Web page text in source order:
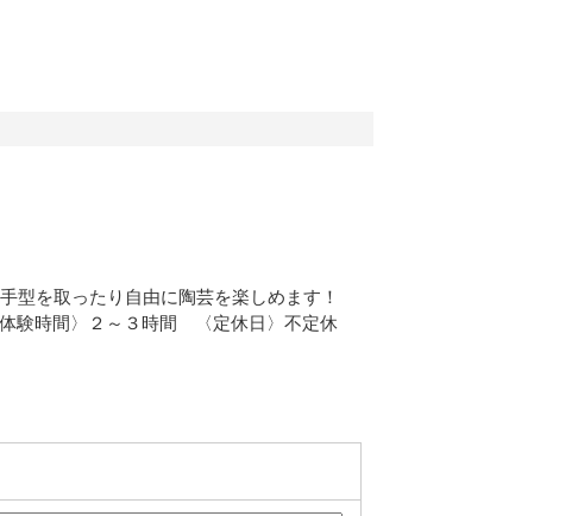
型を取ったり自由に陶芸を楽しめます！
験時間〉２～３時間 〈定休日〉不定休